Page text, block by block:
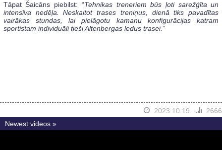
Tāpat Šaicāns piebilst: “Tehnikas treneriem būs ļoti sarežģīta un
intensīva nedēļa. Neskaitot trases treniņus, dienā tiks pavadītas
vairākas stundas, lai pielāgotu kamanu konfigurācijas katram
sportistam individuāli tieši Altenbergas ledus trasei.”
2023.10.19.
2666
Newest videos »